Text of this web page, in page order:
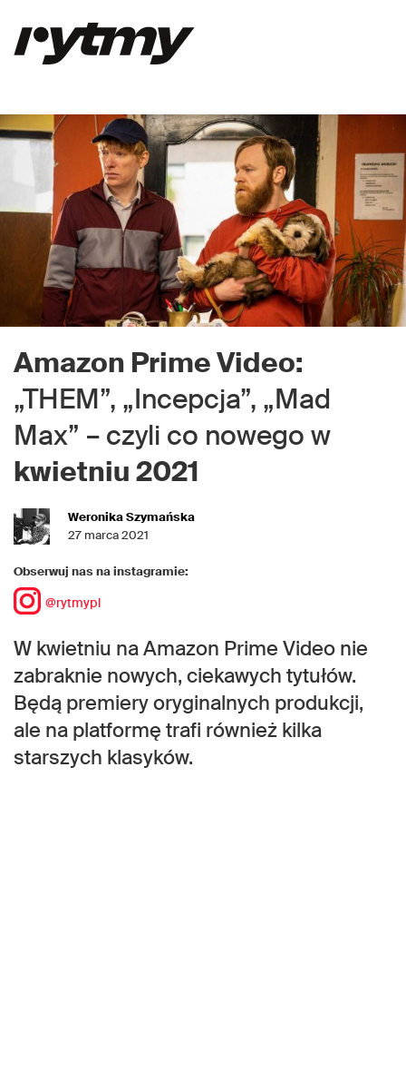
Amazon Prime Video:
„THEM”, „Incepcja”, „Mad
Max” – czyli co nowego w
kwietniu 2021
Weronika Szymańska
27 marca 2021
Obserwuj nas na instagramie:
@rytmypl
W kwietniu na Amazon Prime Video nie
zabraknie nowych, ciekawych tytułów.
Będą premiery oryginalnych produkcji,
ale na platformę trafi również kilka
starszych klasyków.